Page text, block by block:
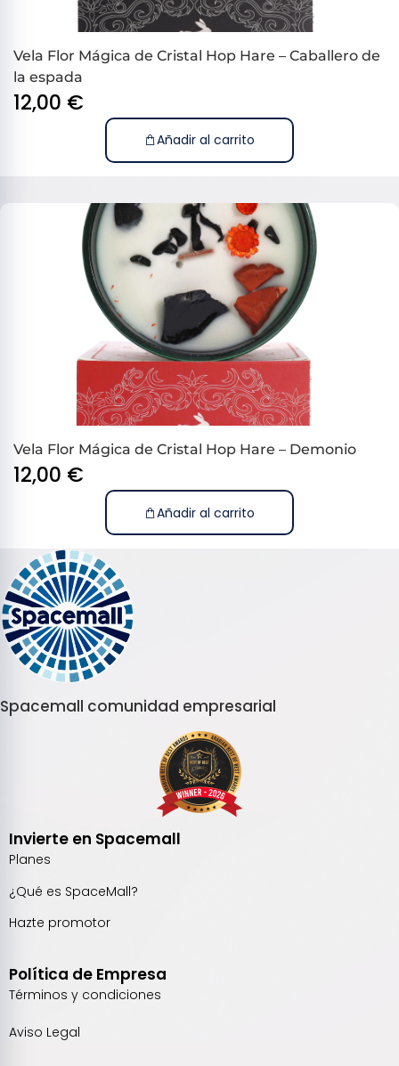
Vela Flor Mágica de Cristal Hop Hare – Caballero de
la espada
12,00 €
Añadir al carrito
Vela Flor Mágica de Cristal Hop Hare – Demonio
12,00 €
Añadir al carrito
Spacemall comunidad empresarial
Invierte en Spacemall
Planes
¿Qué es SpaceMall?
Hazte promotor
Política de Empresa
Términos y condiciones
Aviso Legal